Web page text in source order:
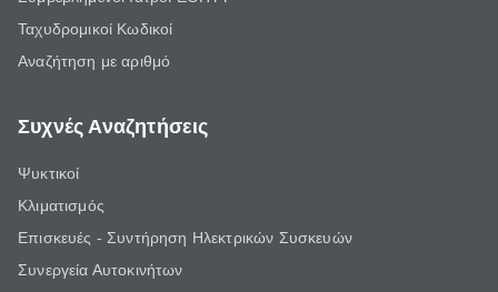
Ταχυδρομικοί Κωδικοί
Αναζήτηση με αριθμό
Συχνές Αναζητήσεις
Ψυκτικοί
Κλιματισμός
Επισκευές - Συντήρηση Ηλεκτρικών Συσκευών
Συνεργεία Αυτοκινήτων